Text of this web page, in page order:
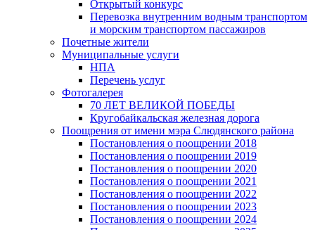
Открытый конкурс
Перевозка внутренним водным транспортом
и морским транспортом пассажиров
Почетные жители
Муниципальные услуги
НПА
Перечень услуг
Фотогалерея
70 ЛЕТ ВЕЛИКОЙ ПОБЕДЫ
Кругобайкальская железная дорога
Поощрения от имени мэра Слюдянского района
Постановления о поощрении 2018
Постановления о поощрении 2019
Постановления о поощрении 2020
Постановления о поощрении 2021
Постановления о поощрении 2022
Постановления о поощрении 2023
Постановления о поощрении 2024